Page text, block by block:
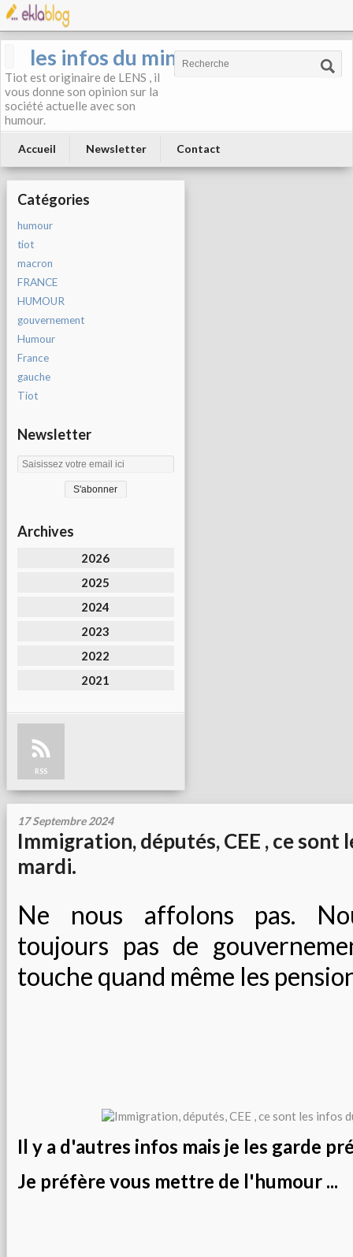
les infos du mineur
Tiot est originaire de LENS , il
vous donne son opinion sur la
société actuelle avec son
humour.
Accueil Newsletter Contact
Catégories
humour
tiot
macron
FRANCE
HUMOUR
gouvernement
Humour
France
gauche
Tiot
Newsletter
Archives
2026
2025
2024
2023
2022
2021
RSS
17 Septembre 2024
Immigration, députés, CEE , ce sont
mardi.
Ne nous affolons pas.
toujours pas de
touche quand même les
Il y a d'autres infos mais je les garde
Je préfère vous mettre de l'humour ...